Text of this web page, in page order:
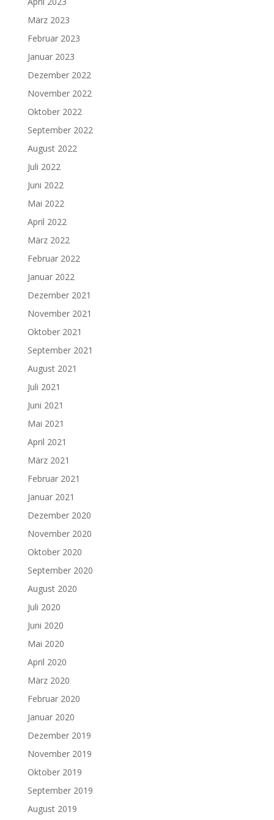
März 2023
Februar 2023
Januar 2023
Dezember 2022
November 2022
Oktober 2022
September 2022
August 2022
Juli 2022
Juni 2022
Mai 2022
April 2022
März 2022
Februar 2022
Januar 2022
Dezember 2021
November 2021
Oktober 2021
September 2021
August 2021
Juli 2021
Juni 2021
Mai 2021
April 2021
März 2021
Februar 2021
Januar 2021
Dezember 2020
November 2020
Oktober 2020
September 2020
August 2020
Juli 2020
Juni 2020
Mai 2020
April 2020
März 2020
Februar 2020
Januar 2020
Dezember 2019
November 2019
Oktober 2019
September 2019
August 2019